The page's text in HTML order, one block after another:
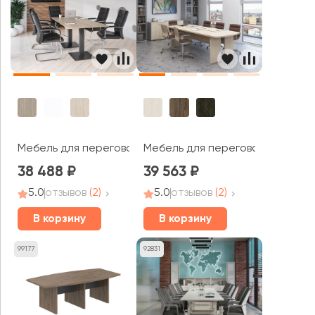
Мебель для переговорных Хоум Офис / Home Office
38 488
5.0отзывов (2)
В корзину
Мебель для переговорных
39 563
5.0отзывов (2)
В корзину
99177 92831